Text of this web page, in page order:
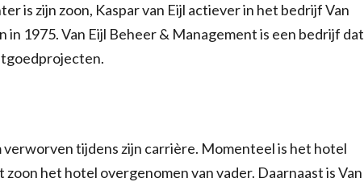
is zijn zoon, Kaspar van Eijl actiever in het bedrijf Van
in 1975. Van Eijl Beheer & Management is een bedrijf dat
tijdens zijn carrière. Momenteel is het hotel
het hotel overgenomen van vader. Daarnaast is Van